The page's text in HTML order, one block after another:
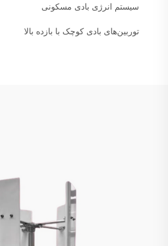
سیستم انرژی بادی مسکونی
توربین‌های بادی کوچک با بازده بالا